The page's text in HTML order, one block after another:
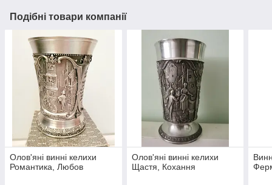
Подібні товари компанії
Олов'яні винні келихи
Романтика, Любов
Олов'яні винні келихи
Щастя, Кохання